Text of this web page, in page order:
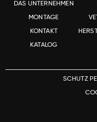
DAS UNTERNEHMEN
MONTAGE
KONTAKT
KATALOG
SCHUTZ